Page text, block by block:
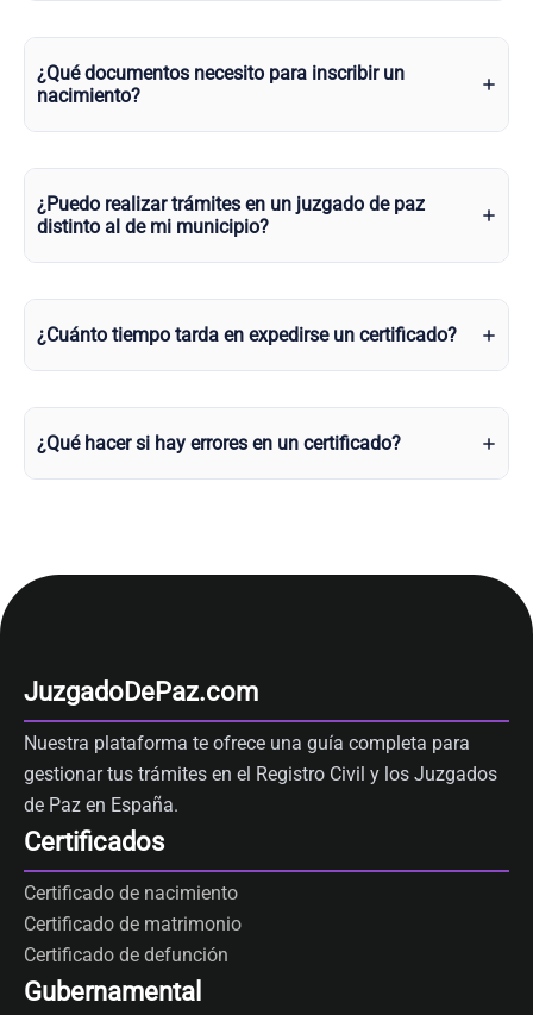
¿Qué documentos necesito para inscribir un
nacimiento?
¿Puedo realizar trámites en un juzgado de paz
distinto al de mi municipio?
¿Cuánto tiempo tarda en expedirse un certificado?
¿Qué hacer si hay errores en un certificado?
JuzgadoDePaz.com
Nuestra plataforma te ofrece una guía completa para
gestionar tus trámites en el Registro Civil y los Juzgados
de Paz en España.
Certificados
Certificado de nacimiento
Certificado de matrimonio
Certificado de defunción
Gubernamental